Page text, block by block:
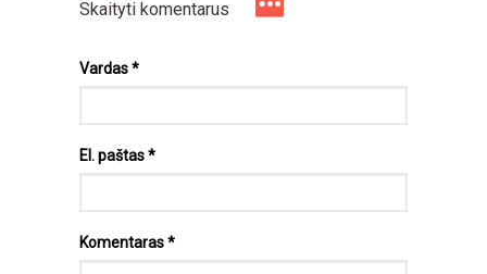
Skaityti komentarus
Vardas*
El. paštas*
Komentaras*